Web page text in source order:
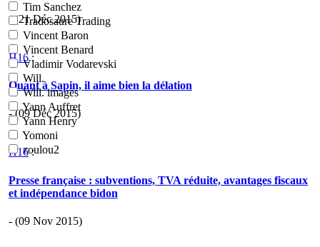
Tim Sanchez
Tradosaure Trading
Vincent Baron
Vincent Benard
Vladimir Vodarevski
Will.
Will. images
Yann Auffret
Yann Henry
Yomoni
zoulou2
- (21 Déc 2015)
H16:
Quant à Sapin, il aime bien la délation
- (09 Déc 2015)
H16:
Presse française : subventions, TVA réduite, avantages fiscaux
et indépendance bidon
- (09 Nov 2015)